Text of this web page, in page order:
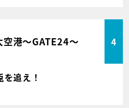
空港～GATE24～ 4
追え！